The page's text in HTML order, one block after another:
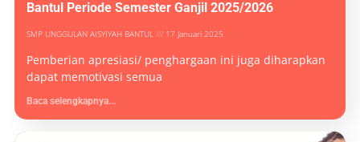
Bantul Periode Semester Ganjil 2025/2026
SMP UNGGULAN AISYIYAH BANTUL 17 Januari 2025
Pemberian apresiasi/ penghargaan ini juga diharapkan
dapat memotivasi semua
Baca selengkapnya...